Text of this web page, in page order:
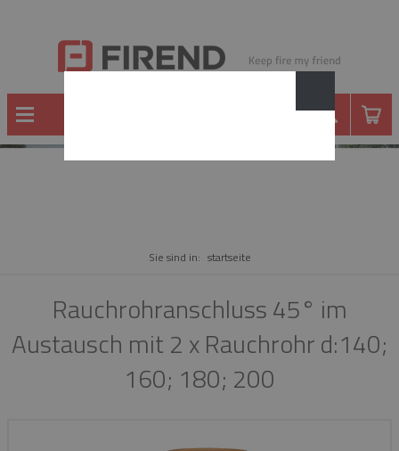
Sie sind in: startseite
Rauchrohranschluss 45° im
Austausch mit 2 x Rauchrohr d:140;
160; 180; 200